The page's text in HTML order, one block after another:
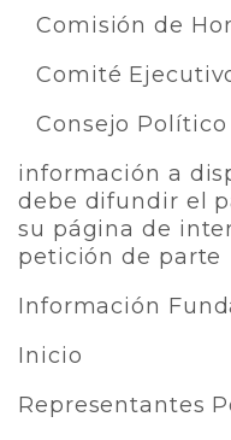
Comisión de
Comité
Consejo Político
información a
debe difundir el
su página de
petición de parte
Información
Inicio
Representantes